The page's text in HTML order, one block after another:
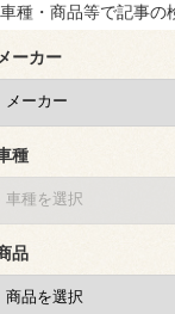
種・商品等で記事の
ーカー
種
品